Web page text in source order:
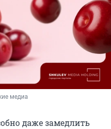
медиа
даже замедлить